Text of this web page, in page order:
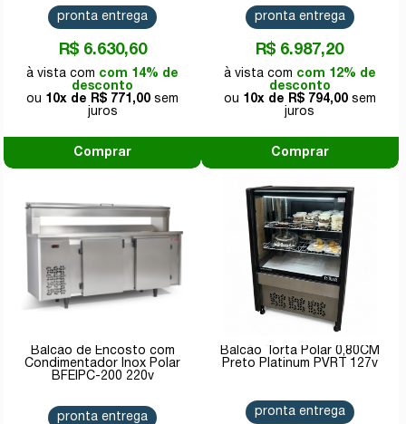
R$ 6.630,60
com 14% de
desconto
10x de
R$ 771,00
pronta entrega
Comprar
R$ 6.987,20
com 12% de
desconto
10x de
R$ 794,00
pronta entrega
Comprar
Balcão de Encosto com
Condimentador Inox Polar
BFEIPC-200 220v
pronta entrega
Balcão Torta Polar 0,80CM
Preto Platinum PVRT 127v
pronta entrega